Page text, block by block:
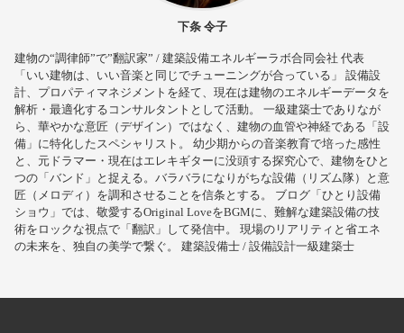
下条 令子
建物の“調律師”で”翻訳家” / 建築設備エネルギーラボ合同会社 代表
「いい建物は、いい音楽と同じでチューニングが合っている」 設備設
計、プロパティマネジメントを経て、現在は建物のエネルギーデータを
解析・最適化するコンサルタントとして活動。 一級建築士でありなが
ら、華やかな意匠（デザイン）ではなく、建物の血管や神経である「設
備」に特化したスペシャリスト。 幼少期からの音楽教育で培った感性
と、元ドラマー・現在はエレキギターに没頭する探究心で、建物をひと
つの「バンド」と捉える。バラバラになりがちな設備（リズム隊）と意
匠（メロディ）を調和させることを信条とする。 ブログ「ひとり設備
ショウ」では、敬愛するOriginal LoveをBGMに、難解な建築設備の技
術をロックな視点で「翻訳」して発信中。 現場のリアリティと省エネ
の未来を、独自の美学で繋ぐ。 建築設備士 / 設備設計一級建築士